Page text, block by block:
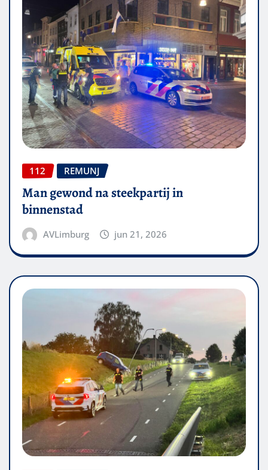
112 REMUNJ
Man gewond na steekpartij in
binnenstad
AVLimburg jun 21, 2026